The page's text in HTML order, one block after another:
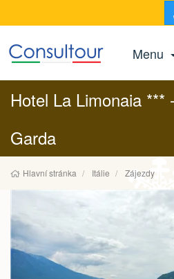
Menu
Hotel La Limonaia ***
Garda
Hlavní stránka Itálie Zájezdy